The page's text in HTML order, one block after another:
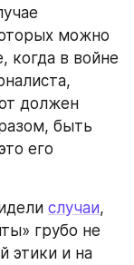
можно
когда в войне
должен
быть
его
случаи,
грубо не
этики и на